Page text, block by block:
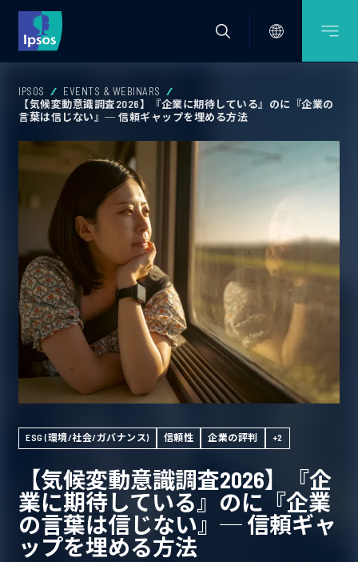
IPSOS
EVENTS & WEBINARS
【気候変動意識調査2026】『企業に期待している』のに『企業の
言葉は信じない』─ 信頼ギャップを埋める方法
ESG (環境/社会/ガバナンス) 信頼性 企業の評判 +2
【気候変動意識調査2026】『企
業に期待している』のに『企業
の言葉は信じない』─ 信頼ギャ
ップを埋める方法